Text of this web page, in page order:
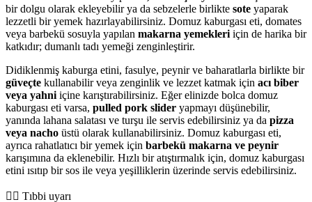
bir dolgu olarak ekleyebilir ya da sebzelerle birlikte sote yaparak
lezzetli bir yemek hazırlayabilirsiniz. Domuz kaburgası eti, domates
veya barbekü sosuyla yapılan makarna yemekleri için de harika bir
katkıdır; dumanlı tadı yemeği zenginleştirir.
Didiklenmiş kaburga etini, fasulye, peynir ve baharatlarla birlikte bir
güveçte kullanabilir veya zenginlik ve lezzet katmak için acı biber
veya yahni içine karıştırabilirsiniz. Eğer elinizde bolca domuz
kaburgası eti varsa, pulled pork slider yapmayı düşünebilir,
yanında lahana salatası ve turşu ile servis edebilirsiniz ya da pizza
veya nacho üstü olarak kullanabilirsiniz. Domuz kaburgası eti,
ayrıca rahatlatıcı bir yemek için barbekü makarna ve peynir
karışımına da eklenebilir. Hızlı bir atıştırmalık için, domuz kaburgası
etini ısıtıp bir sos ile veya yeşilliklerin üzerinde servis edebilirsiniz.
👨‍⚕️️ Tıbbi uyarı